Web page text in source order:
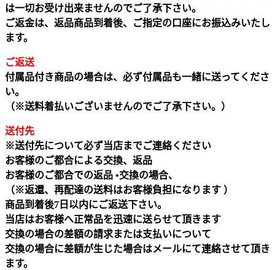
は一切お受け出来ませんのでご了承下さい。
ご返金は、返品商品到着後、ご指定の口座にお振込みいたし
ます。
ご返送
付属品付き商品の場合は、必ず付属品も一緒に送ってくださ
い。
（※送料着払いございませんのでご了承下さい。）
送付先
※送付先について必ず当店までご連絡ください
お客様のご都合による交換、返品
お客様のご都合での返品 •交換の場合、
（※返還、再配達の送料はお客様負担になります ）
商品到着後7日以内にご返送下さい。
当店はお客様へ正常品を迅速に送らせて頂きます
交換の場合の差額の請求または支払いについて
交換の場合に差額が生じた場合はメールにて連絡させて頂き
ます。